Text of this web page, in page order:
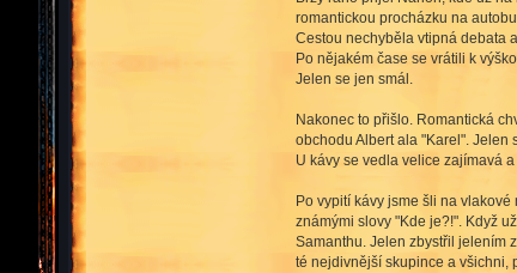
romantickou procházku na
Cestou nechyběla vtipná debata
Po nějakém čase se vrátili k
Jelen se jen smál.
Nakonec to přišlo. Romantická
obchodu Albert ala "Karel". Jelen
U kávy se vedla velice zajímavá
Po vypití kávy jsme šli na
známými slovy "Kde je?!". Když
Samanthu. Jelen zbystřil jelením
té nejdivnější skupince a všichni,